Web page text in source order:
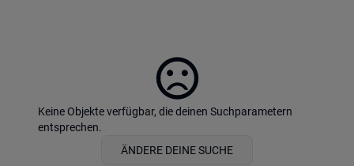
Keine Objekte verfügbar, die deinen Suchparametern
entsprechen.
ÄNDERE DEINE SUCHE